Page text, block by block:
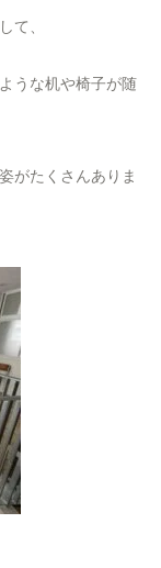
て、
うな机や椅子が随
がたくさんありま